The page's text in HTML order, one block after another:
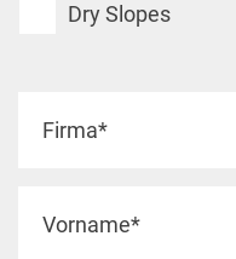
Dry Slopes